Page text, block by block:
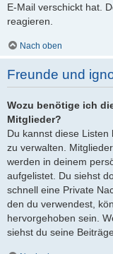
E-Mail verschickt hat.
reagieren.
Nach oben
Freunde und
Wozu benötige ich
Mitglieder?
Du kannst diese
zu verwalten.
werden in deinem
aufgelistet. Du siehst
schnell eine Private
den du verwendest,
hervorgehoben sein.
siehst du seine